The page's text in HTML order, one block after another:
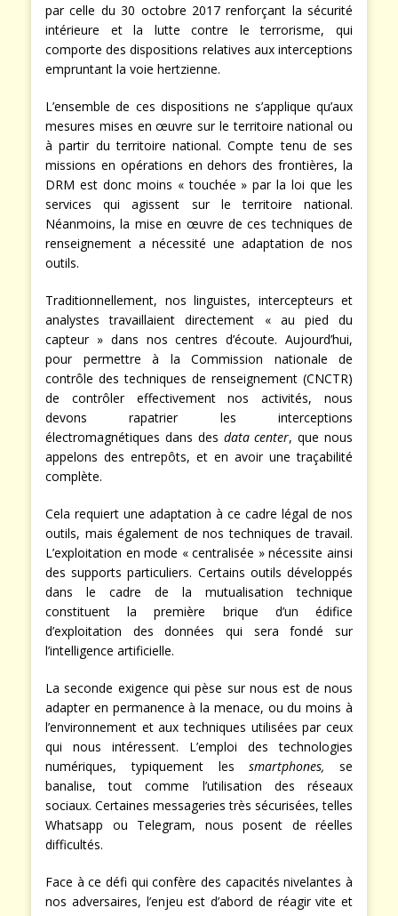
par celle du 30 octobre 2017 renforçant la sécurité
intérieure et la lutte contre le terrorisme, qui
comporte des dispositions relatives aux interceptions
empruntant la voie hertzienne.
L’ensemble de ces dispositions ne s’applique qu’aux
mesures mises en œuvre sur le territoire national ou
à partir du territoire national. Compte tenu de ses
missions en opérations en dehors des frontières, la
DRM est donc moins « touchée » par la loi que les
services qui agissent sur le territoire national.
Néanmoins, la mise en œuvre de ces techniques de
renseignement a nécessité une adaptation de nos
outils.
Traditionnellement, nos linguistes, intercepteurs et
analystes travaillaient directement « au pied du
capteur » dans nos centres d’écoute. Aujourd’hui,
pour permettre à la Commission nationale de
contrôle des techniques de renseignement (CNCTR)
de contrôler effectivement nos activités, nous
devons rapatrier les interceptions
électromagnétiques dans des data center, que nous
appelons des entrepôts, et en avoir une traçabilité
complète.
Cela requiert une adaptation à ce cadre légal de nos
outils, mais également de nos techniques de travail.
L’exploitation en mode « centralisée » nécessite ainsi
des supports particuliers. Certains outils développés
dans le cadre de la mutualisation technique
constituent la première brique d’un édifice
d’exploitation des données qui sera fondé sur
l’intelligence artificielle.
La seconde exigence qui pèse sur nous est de nous
adapter en permanence à la menace, ou du moins à
l’environnement et aux techniques utilisées par ceux
qui nous intéressent. L’emploi des technologies
numériques, typiquement lessmartphones, se
banalise, tout comme l’utilisation des réseaux
sociaux. Certaines messageries très sécurisées, telles
Whatsapp ou Telegram, nous posent de réelles
difficultés.
Face à ce défi qui confère des capacités nivelantes à
nos adversaires, l’enjeu est d’abord de réagir vite et